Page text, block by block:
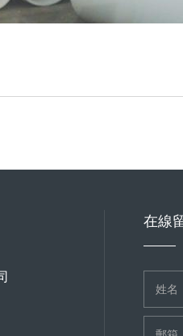
在線